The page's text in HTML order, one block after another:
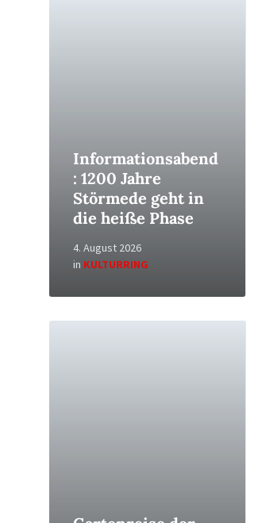
Informationsabend
: 1200 Jahre
Störmede geht in
die heiße Phase
4. August 2026
in KULTURRING